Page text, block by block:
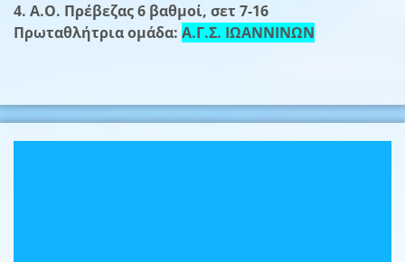
4. Α.Ο. Πρέβεζας 6 βαθμοί, σετ 7-16
Πρωταθλήτρια ομάδα: Α.Γ.Σ. ΙΩΑΝΝΙΝΩΝ